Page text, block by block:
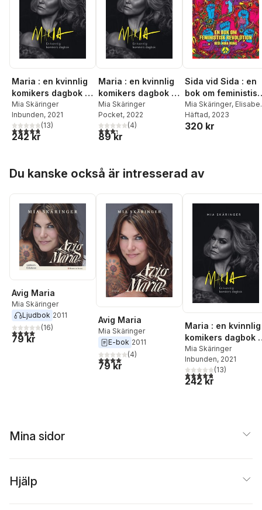
Maria : en kvinnlig
komikers dagbok -
den lagrade sorgen
(signerad)
Mia Skäringer
Inbunden, 2021
4,8utav 5 stjärnor. Totalt antal röster:
(13)
242 kr
Maria : en kvinnlig
komikers dagbok -
den lagrade sorgen
Mia Skäringer
Pocket, 2022
3,3utav 5 stjärnor. Totalt antal röster:
(4)
89 kr
Sida vid Sida : en
bok om feministisk
revolution
Mia Skäringer,
Rosenbrand,
Asabea Britton
Zandra Kanakaris
Bianca Kronlöf
Ronak Moaf
Mirlashari,Gabriella
Kärnekull Wolfe,
Timimie Märak,Ida
Östensson,Bilan
Osman
Häftad, 2023
320 kr
Du kanske också är intresserad av
Avig Maria
Mia Skäringer
Ljudbok 2011
4,0utav 5 stjärnor. Totalt antal röster:
(16)
79 kr
Avig Maria
Mia Skäringer
E-bok 2011
4,0utav 5 stjärnor. Totalt antal röster:
(4)
79 kr
Maria : en kvinnlig
komikers dagbok -
den lagrade
(signerad)
Mia Skäringer
Inbunden, 2021
4,8utav 5 stjärnor.
(13)
242 kr
Mina sidor
Hjälp